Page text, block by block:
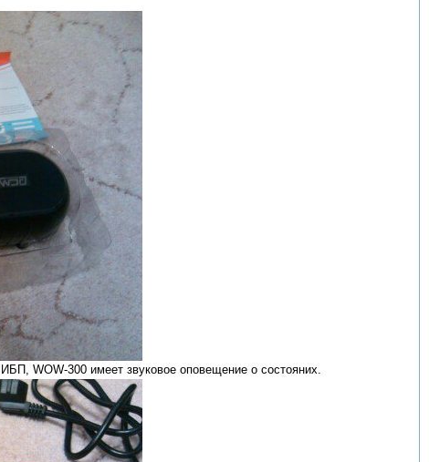
WOW-300 имеет звуковое оповещение о состояних.